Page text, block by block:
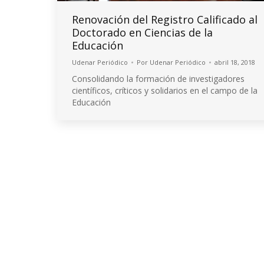
Renovación del Registro Calificado al
Doctorado en Ciencias de la
Educación
Udenar Periódico Por Udenar Periódico abril 18, 2018
Consolidando la formación de investigadores
científicos, críticos y solidarios en el campo de la
Educación